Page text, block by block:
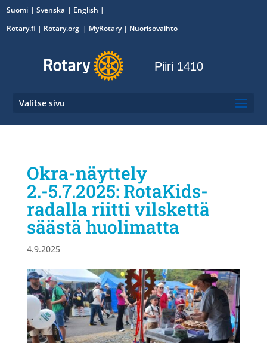
Suomi Svenska
English
Rotary.fi | Rotary.org | MyRotary| Nuorisovaihto
Piiri 1410
Valitse sivu
Okra-näyttely
2.-5.7.2025: RotaKids-
radalla riitti vilskettä
säästä huolimatta
4.9.2025